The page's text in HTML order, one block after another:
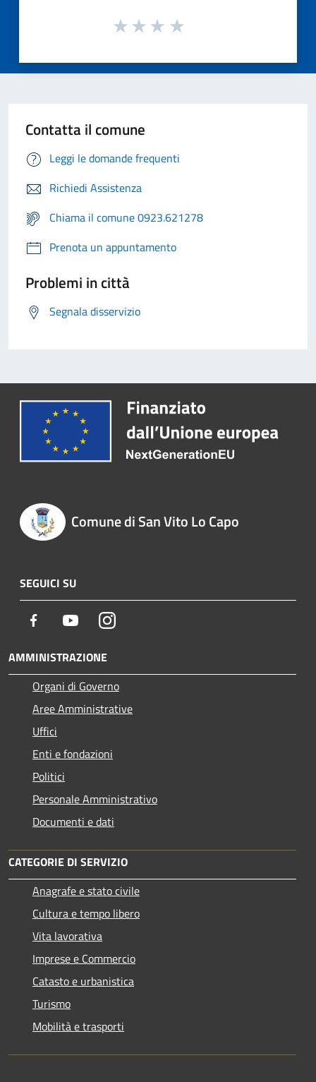
Contatta il comune
Leggi le domande frequenti
Richiedi Assistenza
Chiama il comune 0923.621278
Prenota un appuntamento
Problemi in città
Segnala disservizio
Comune di San Vito Lo Capo
SEGUICI SU
Facebook YoutubeInstagram
AMMINISTRAZIONE
Organi di Governo
Aree Amministrative
Uffici
Enti e fondazioni
Politici
Personale Amministrativo
Documenti e dati
CATEGORIE DI SERVIZIO
Anagrafe e stato civile
Cultura e tempo libero
Vita lavorativa
Imprese e Commercio
Catasto e urbanistica
Turismo
Mobilità e trasporti